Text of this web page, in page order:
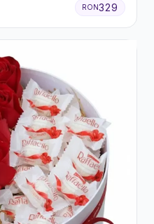
RON329